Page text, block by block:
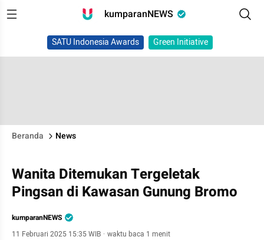
kumparanNEWS
SATU Indonesia Awards Green Initiative
Beranda News
Wanita Ditemukan Tergeletak
Pingsan di Kawasan Gunung Bromo
kumparanNEWS
11 Februari 2025 15:35 WIB · waktu baca 1 menit